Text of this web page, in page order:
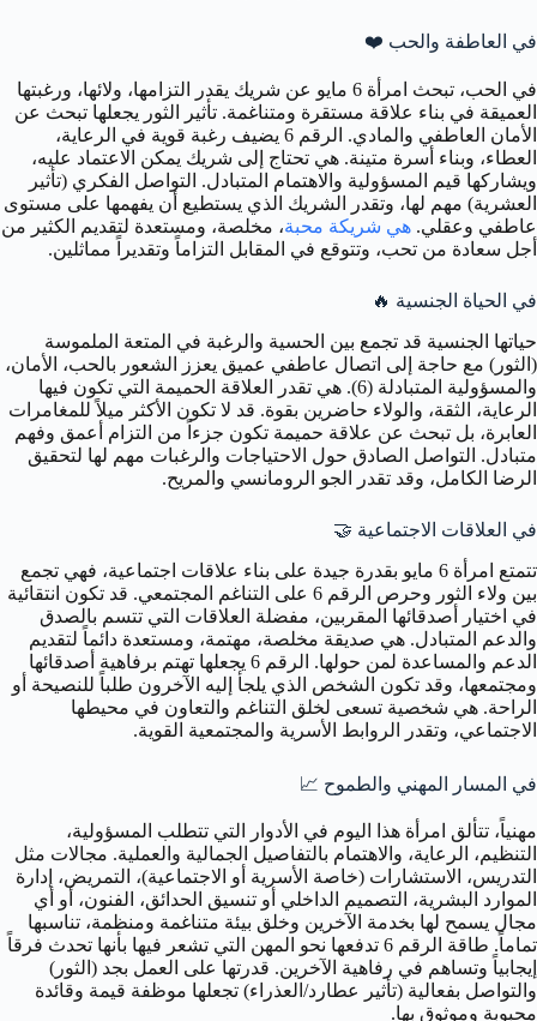
في العاطفة والحب ❤️
في الحب، تبحث امرأة 6 مايو عن شريك يقدر التزامها، ولائها، ورغبتها
العميقة في بناء علاقة مستقرة ومتناغمة. تأثير الثور يجعلها تبحث عن
الأمان العاطفي والمادي. الرقم 6 يضيف رغبة قوية في الرعاية،
العطاء، وبناء أسرة متينة. هي تحتاج إلى شريك يمكن الاعتماد عليه،
ويشاركها قيم المسؤولية والاهتمام المتبادل. التواصل الفكري (تأثير
العشرية) مهم لها، وتقدر الشريك الذي يستطيع أن يفهمها على مستوى
عاطفي وعقلي. هي شريكة محبة، مخلصة، ومستعدة لتقديم الكثير من
أجل سعادة من تحب، وتتوقع في المقابل التزاماً وتقديراً مماثلين.
في الحياة الجنسية 🔥
حياتها الجنسية قد تجمع بين الحسية والرغبة في المتعة الملموسة
(الثور) مع حاجة إلى اتصال عاطفي عميق يعزز الشعور بالحب، الأمان،
والمسؤولية المتبادلة (6). هي تقدر العلاقة الحميمة التي تكون فيها
الرعاية، الثقة، والولاء حاضرين بقوة. قد لا تكون الأكثر ميلاً للمغامرات
العابرة، بل تبحث عن علاقة حميمة تكون جزءاً من التزام أعمق وفهم
متبادل. التواصل الصادق حول الاحتياجات والرغبات مهم لها لتحقيق
الرضا الكامل، وقد تقدر الجو الرومانسي والمريح.
في العلاقات الاجتماعية 🤝
تتمتع امرأة 6 مايو بقدرة جيدة على بناء علاقات اجتماعية، فهي تجمع
بين ولاء الثور وحرص الرقم 6 على التناغم المجتمعي. قد تكون انتقائية
في اختيار أصدقائها المقربين، مفضلة العلاقات التي تتسم بالصدق
والدعم المتبادل. هي صديقة مخلصة، مهتمة، ومستعدة دائماً لتقديم
الدعم والمساعدة لمن حولها. الرقم 6 يجعلها تهتم برفاهية أصدقائها
ومجتمعها، وقد تكون الشخص الذي يلجأ إليه الآخرون طلباً للنصيحة أو
الراحة. هي شخصية تسعى لخلق التناغم والتعاون في محيطها
الاجتماعي، وتقدر الروابط الأسرية والمجتمعية القوية.
في المسار المهني والطموح 📈
مهنياً، تتألق امرأة هذا اليوم في الأدوار التي تتطلب المسؤولية،
التنظيم، الرعاية، والاهتمام بالتفاصيل الجمالية والعملية. مجالات مثل
التدريس، الاستشارات (خاصة الأسرية أو الاجتماعية)، التمريض، إدارة
الموارد البشرية، التصميم الداخلي أو تنسيق الحدائق، الفنون، أو أي
مجال يسمح لها بخدمة الآخرين وخلق بيئة متناغمة ومنظمة، تناسبها
تماماً. طاقة الرقم 6 تدفعها نحو المهن التي تشعر فيها بأنها تحدث فرقاً
إيجابياً وتساهم في رفاهية الآخرين. قدرتها على العمل بجد (الثور)
والتواصل بفعالية (تأثير عطارد/العذراء) تجعلها موظفة قيمة وقائدة
محبوبة وموثوق بها.